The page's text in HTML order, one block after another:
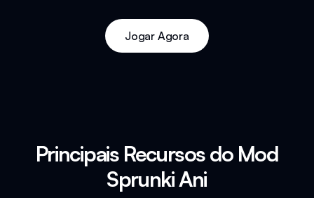
Jogar Agora
Principais Recursos do Mod
Sprunki Ani